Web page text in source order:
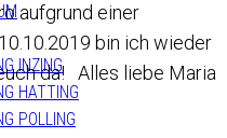
INZING
HATTING
POLLING
aufgrund einer
bin ich wieder
da! Alles liebe Maria